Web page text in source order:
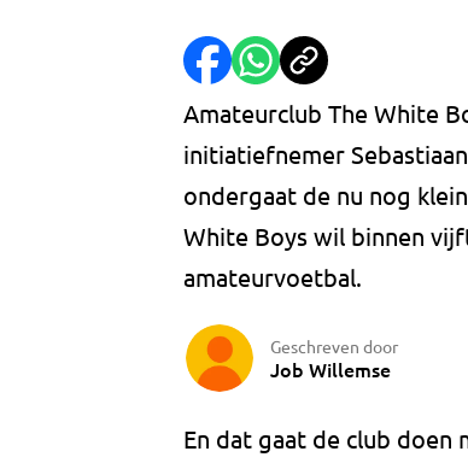
Amateurclub The White
initiatiefnemer
ondergaat de nu nog
White Boys wil binnen
amateurvoetbal.
Geschreven door
Job Willemse
En dat gaat de club doen